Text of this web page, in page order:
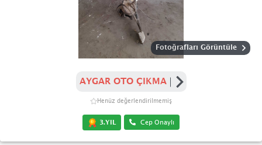
Fotoğrafları Görüntüle
AYGAR OTO ÇIKMA
Henüz değerlendirilmemiş
3.YIL Cep Onaylı